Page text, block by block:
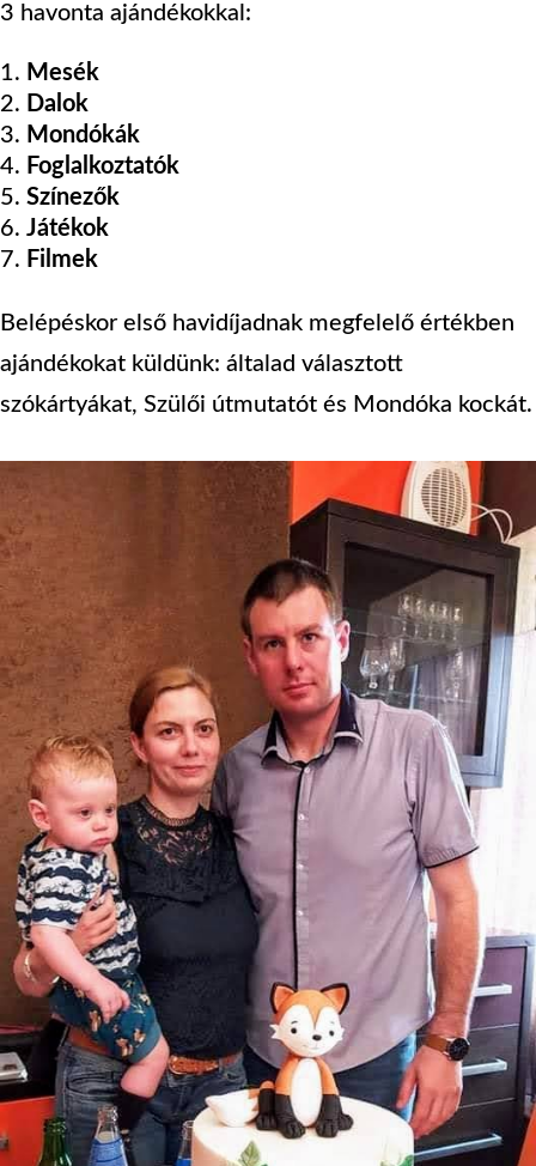
3 havonta ajándékokkal:
Mesék
Dalok
Mondókák
Foglalkoztatók
Színezők
Játékok
Filmek
Belépéskor első havidíjadnak megfelelő értékben
ajándékokat küldünk: általad választott
szókártyákat, Szülői útmutatót és Mondóka kockát.